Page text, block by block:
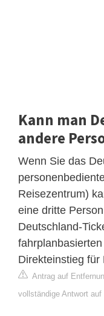
Kann man
andere
Wenn Sie das
Reisezentrum)
eine dritte
Deutschland-
Direkteinstieg für
Antrag auf
vollständige Antwort auf